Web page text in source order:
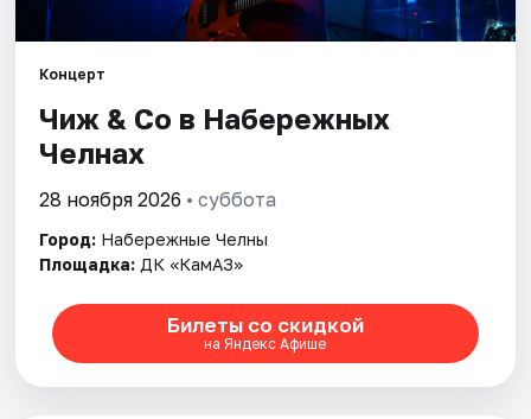
Площадки
Рейтинги
Концерт
Чиж & Co в Набережных
Челнах
28 ноября 2026 • суббота
Город: Набережные Челны
Площадка: ДК «КамАЗ»
Билеты со скидкой
на Яндекс Афише